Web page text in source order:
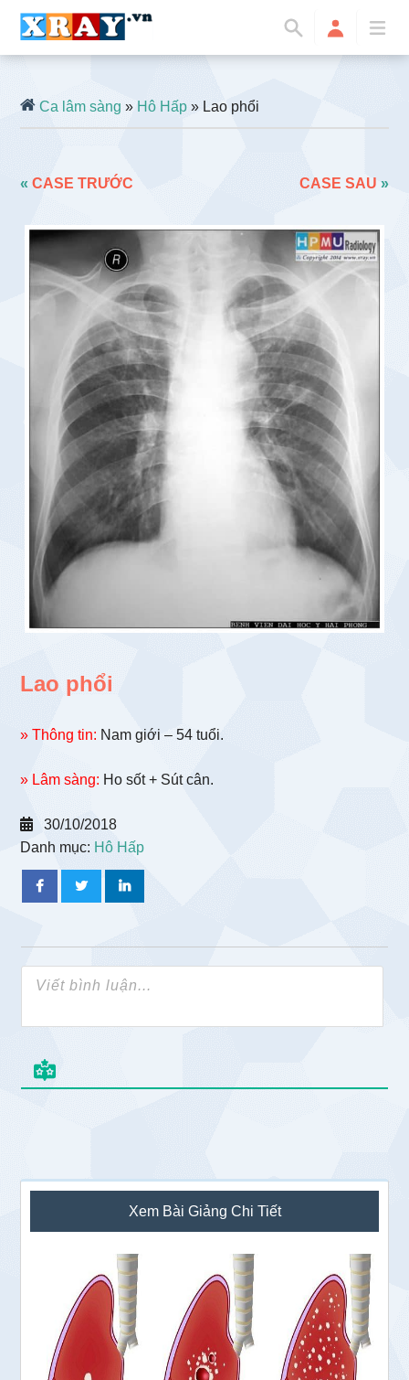
Ca lâm sàng » Hô Hấp » Lao phổi
«CASE TRƯỚC CASE SAU »
Lao phổi
» Thông tin: Nam giới – 54 tuổi.
» Lâm sàng: Ho sốt + Sút cân.
30/10/2018
Danh mục: Hô Hấp
Sidebar
chính
Xem Bài Giảng Chi Tiết